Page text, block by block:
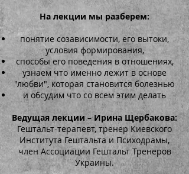
На лекции мы разберем:
понятие созависимости, его вытоки,
условия формирования,
способы его поведения в отношениях,
узнаем что именно лежит в основе
"любви", которая становится болезнью
и обсудим что со всем этим делать
Ведущая лекции – Ирина Щербакова:
Гештальт-терапевт, тренер Киевского
Института Гештальта и Психодрамы,
член Ассоциации Гештальт Тренеров
Украины.